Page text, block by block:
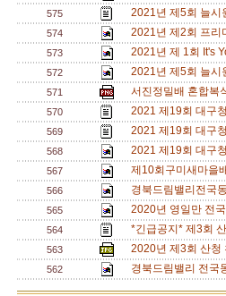
575 2021년 제5회 늘
574 2021년 제2회 프
573 2021년 제 1회 It's
572 2021년 제5회 늘
571 서진정밀배 혼합복
570 2021 제19회 대구
569 2021 제19회 대구
568 2021 제19회 대구
567 제10회구미새마을
566 경북드림밸리전국
565 2020년 영일만 전
564 *긴급공지* 제3회
563 2020년 제3회 산
562 경북드림밸리 전